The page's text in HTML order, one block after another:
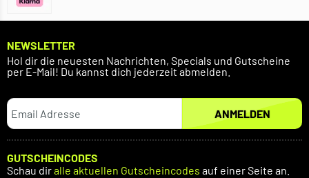
NEWSLETTER
Hol dir die neuesten Nachrichten, Specials und Gutscheine
per E-Mail! Du kannst dich jederzeit abmelden.
ANMELDEN
GUTSCHEINCODES
Schau diralle aktuellen Gutscheincodes auf einer Seite an.